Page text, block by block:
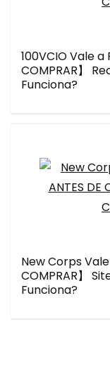
100VCIO Vale a
COMPRAR】
Funciona?
New Corps Vale
COMPRAR】
Funciona?